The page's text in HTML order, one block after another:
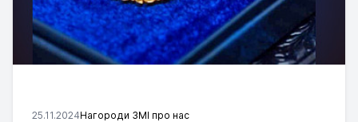
25.11.2024Нагороди ЗМІ про нас